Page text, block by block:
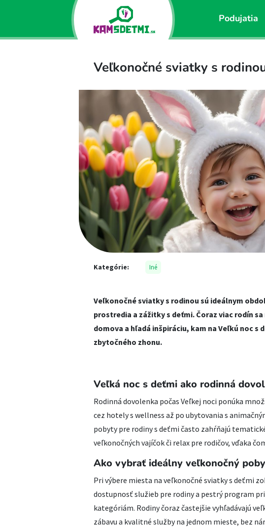
Podujatia
Veľkonočné sviatky s
Kategórie: Iné
Veľkonočné sviatky s rodinou sú ideálnym
prostredia a zážitky s deťmi. Čoraz viac rodín
domova a hľadá inšpiráciu, kam na Veľkú noc s
zbytočného zhonu.
Veľká noc s deťmi ako rodinná
Rodinná dovolenka počas Veľkej noci ponúka
cez hotely s wellness až po ubytovania s
pobyty pre rodiny s deťmi často zahŕňajú
veľkonočných vajíčok či relax pre rodičov, vďaka
Ako vybrať ideálny veľkonočný
Pri výbere miesta na veľkonočné sviatky s deťmi
dostupnosť služieb pre rodiny a pestrý program
kategóriám. Rodiny čoraz častejšie vyhľadávajú
zábavu a kvalitné služby na jednom mieste, bez